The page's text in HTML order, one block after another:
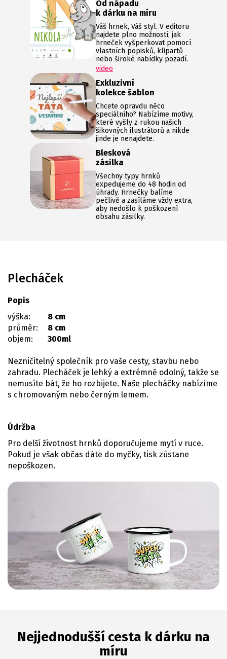
Od nápadu
k dárku na míru
Váš hrnek, Váš styl. V editoru
najdete plno možností, jak
hrneček vyšperkovat pomocí
vlastních popisků, klipartů
nebo široké nabídky pozadí.
video
Exkluzivní
kolekce šablon
Chcete opravdu něco
speciálního? Nabízíme motivy,
které vyšly z rukou našich
šikovných ilustrátorů a nikde
jinde je nenajdete.
Blesková
zásilka
Všechny typy hrnků
expedujeme do 48 hodin od
úhrady. Hrnečky balíme
pečlivě a zasíláme vždy extra,
aby nedošlo k poškození
obsahu zásilky.
Plecháček
Popis
výška:
8 cm
průměr:
8 cm
objem:
300ml
Nezničitelný společník pro vaše cesty, stavbu nebo
zahradu. Plecháček je lehký a extrémně odolný, takže se
nemusíte bát, že ho rozbijete. Naše plecháčky nabízíme
s chromovaným nebo černým lemem.
Údržba
Pro delší životnost hrnků doporučujeme mytí v ruce.
Pokud je však občas dáte do myčky, tisk zůstane
nepoškozen.
Nejjednodušší cesta k dárku na
míru